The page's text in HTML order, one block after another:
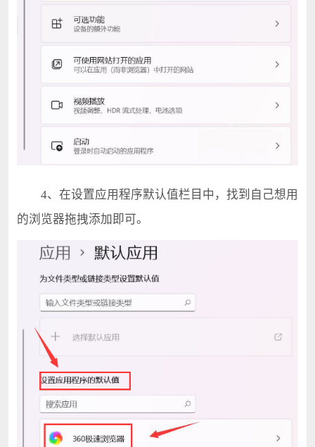
4、在设置应用程序默认值栏目中，找到自己想用
的浏览器拖拽添加即可。